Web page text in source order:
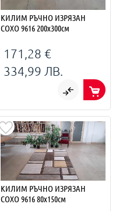
КИЛИМ РЪЧНО ИЗРЯЗАН
СОХО 9616 200х300см
171,28 €
334,99 ЛВ.
КИЛИМ РЪЧНО ИЗРЯЗАН
СОХО 9616 80х150см